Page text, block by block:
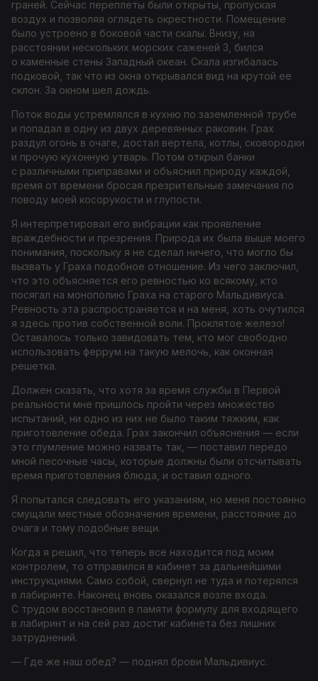
граней. Сейчас переплеты были открыты, пропуская
воздух и позволяя оглядеть окрестности. Помещение
было устроено в боковой части скалы. Внизу, на
расстоянии нескольких морских саженей 3 , бился
о каменные стены Западный океан. Скала изгибалась
подковой, так что из окна открывался вид на крутой ее
склон. За окном шел дождь.
Поток воды устремлялся в кухню по заземленной трубе
и попадал в одну из двух деревянных раковин. Грах
раздул огонь в очаге, достал вертела, котлы, сковородки
и прочую кухонную утварь. Потом открыл банки
с различными приправами и объяснил природу каждой,
время от времени бросая презрительные замечания по
поводу моей косорукости и глупости.
Я интерпретировал его вибрации как проявление
враждебности и презрения. Природа их была выше моего
понимания, поскольку я не сделал ничего, что могло бы
вызвать у Граха подобное отношение. Из чего заключил,
что это объясняется его ревностью ко всякому, кто
посягал на монополию Граха на старого Мальдивиуса.
Ревность эта распространяется и на меня, хоть очутился
я здесь против собственной воли. Проклятое железо!
Оставалось только завидовать тем, кто мог свободно
использовать феррум на такую мелочь, как оконная
решетка.
Должен сказать, что хотя за время службы в Первой
реальности мне пришлось пройти через множество
испытаний, ни одно из них не было таким тяжким, как
приготовление обеда. Грах закончил объяснения — если
это глумление можно назвать так, — поставил передо
мной песочные часы, которые должны были отсчитывать
время приготовления блюда, и оставил одного.
Я попытался следовать его указаниям, но меня постоянно
смущали местные обозначения времени, расстояние до
очага и тому подобные вещи.
Когда я решил, что теперь все находится под моим
контролем, то отправился в кабинет за дальнейшими
инструкциями. Само собой, свернул не туда и потерялся
в лабиринте. Наконец вновь оказался возле входа.
С трудом восстановил в памяти формулу для входящего
в лабиринт и на сей раз достиг кабинета без лишних
затруднений.
— Где же наш обед? — поднял брови Мальдивиус.